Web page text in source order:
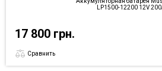
LP1500-12200 12V
17 800 грн.
Сравнить